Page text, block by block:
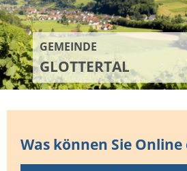
GEMEINDE
GLOTTERTAL
Was können Sie